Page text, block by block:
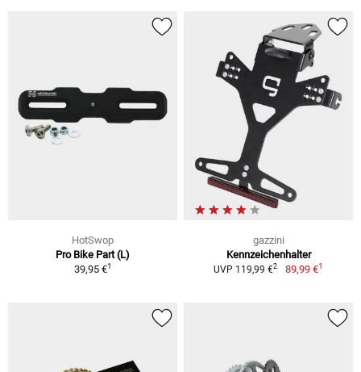
HotSwop
Pro Bike Part (L)
39,95 €1
gazzini
Kennzeichenhalter
UVP 119,99 €2 89,99 €1